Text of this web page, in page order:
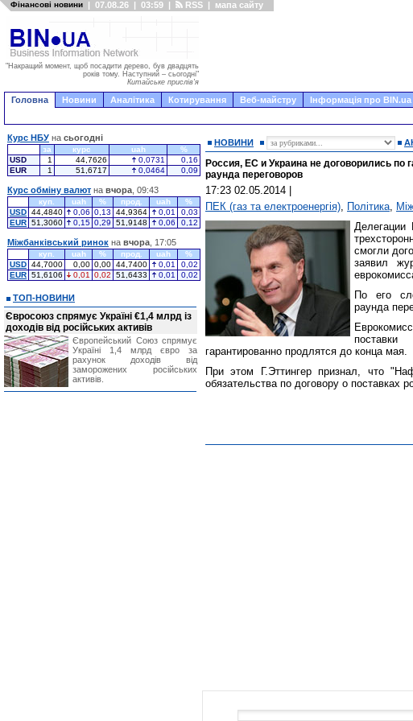
Фінансові новини | 07.08.26 | 03:59 | RSS | мапа сайту
"Накращий момент, щоб посадити дерево, був двадцять
років тому. Наступний – сьогодні"
Китайське прислів'я
Головна Новини Аналітика Котирування Веб-майстру Інформація про BIN.ua
НОВИНИ
Россия, ЕС и Украина не договорились
раунда переговоров
17:23 02.05.2014
ПЕК (газ та електроенергія), Політика,
Делегации
смогли
заявил
По его
раунда
гарантированно продлятся до конца мая.
При этом Г.Эттингер признал, что
обязательства по договору о поставках
Курс НБУ на сьогодні
за курс uah
%
USD
1 44,7626 0,0731
0,16
EUR
1 51,6717 0,0464 0,09
Курс обміну валют на вчора , 09:43
куп. uah % прод. uah
%
USD 44,4840 0,06 0,13 44,9364 0,01
0,03
EUR 51,3060 0,15 0,29 51,9148 0,06 0,12
Міжбанківський ринок на вчора , 17:05
куп. uah % прод. uah
%
USD 44,7000 0,00 0,00 44,7400 0,01
0,02
EUR 51,6106 0,01 0,02 51,6433 0,01 0,02
ТОП-НОВИНИ
Євросоюз спрямує Україні €1,4 млрд із
доходів від російських активів
Європейський Союз спрямує
Україні 1,4 млрд євро за
рахунок доходів від
заморожених російських
активів.